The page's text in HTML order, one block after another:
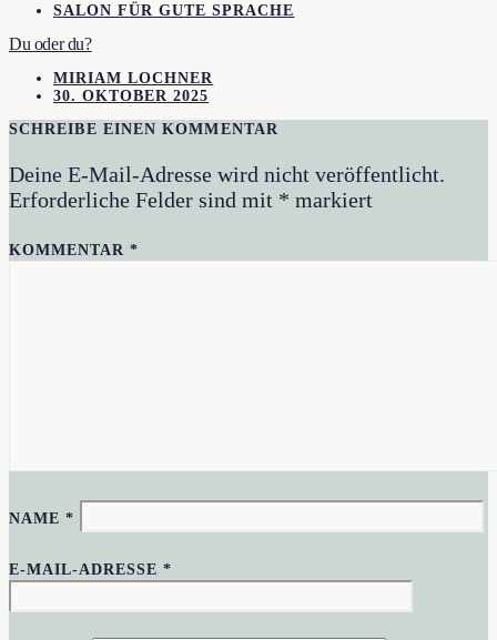
SALON FÜR GUTE SPRACHE
Du oder du?
MIRIAM LOCHNER
30. OKTOBER 2025
SCHREIBE EINEN KOMMENTAR
Deine E-Mail-Adresse wird nicht veröffentlicht.
Erforderliche Felder sind mit * markiert
KOMMENTAR*
NAME*
E-MAIL-ADRESSE*